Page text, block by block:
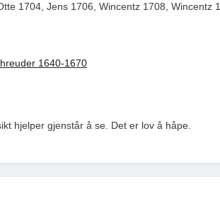
1704, Jens 1706, Wincentz 1708, Wincentz
1640-1670
hjelper gjenstår å se. Det er lov å håpe.